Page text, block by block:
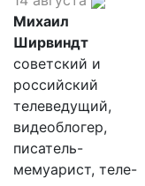
Михаил
Ширвиндт
советский и
российский
телеведущий,
видеоблогер,
писатель-
мемуарист, теле-